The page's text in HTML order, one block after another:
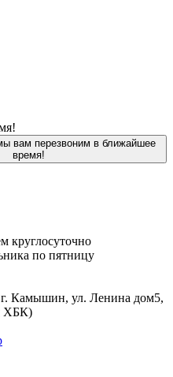
вам перезвоним в ближайшее
время!
круглосуточно
по пятницу
г. Камышин, ул. Ленина дом5,
ХБК)